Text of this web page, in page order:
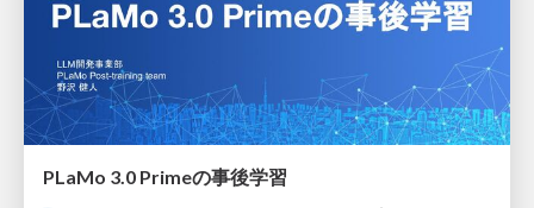
PLaMo 3.0 Primeの事後学習